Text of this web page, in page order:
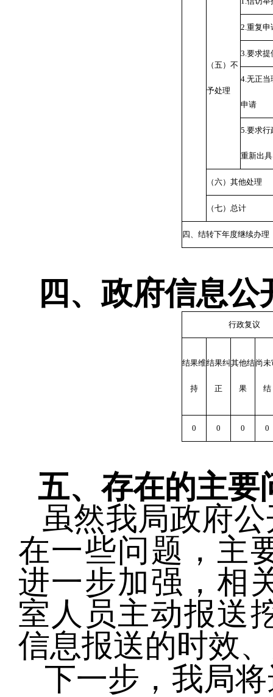
（五）不
予处理
2.重复申
3.要求提
4.无正当
申请
5.要求行
重新出
（六）其他处理
（七）总计
四、结转下年度继续办理
四、政府信息
行政复议
结果维
持
结果纠
正
其他结
果
尚未
结
0 0 0 0
五、存在的主要
虽然我局政府
在一些问题，主
进一步加强，相
室人员主动报送
信息报送的时效
下一步，我局